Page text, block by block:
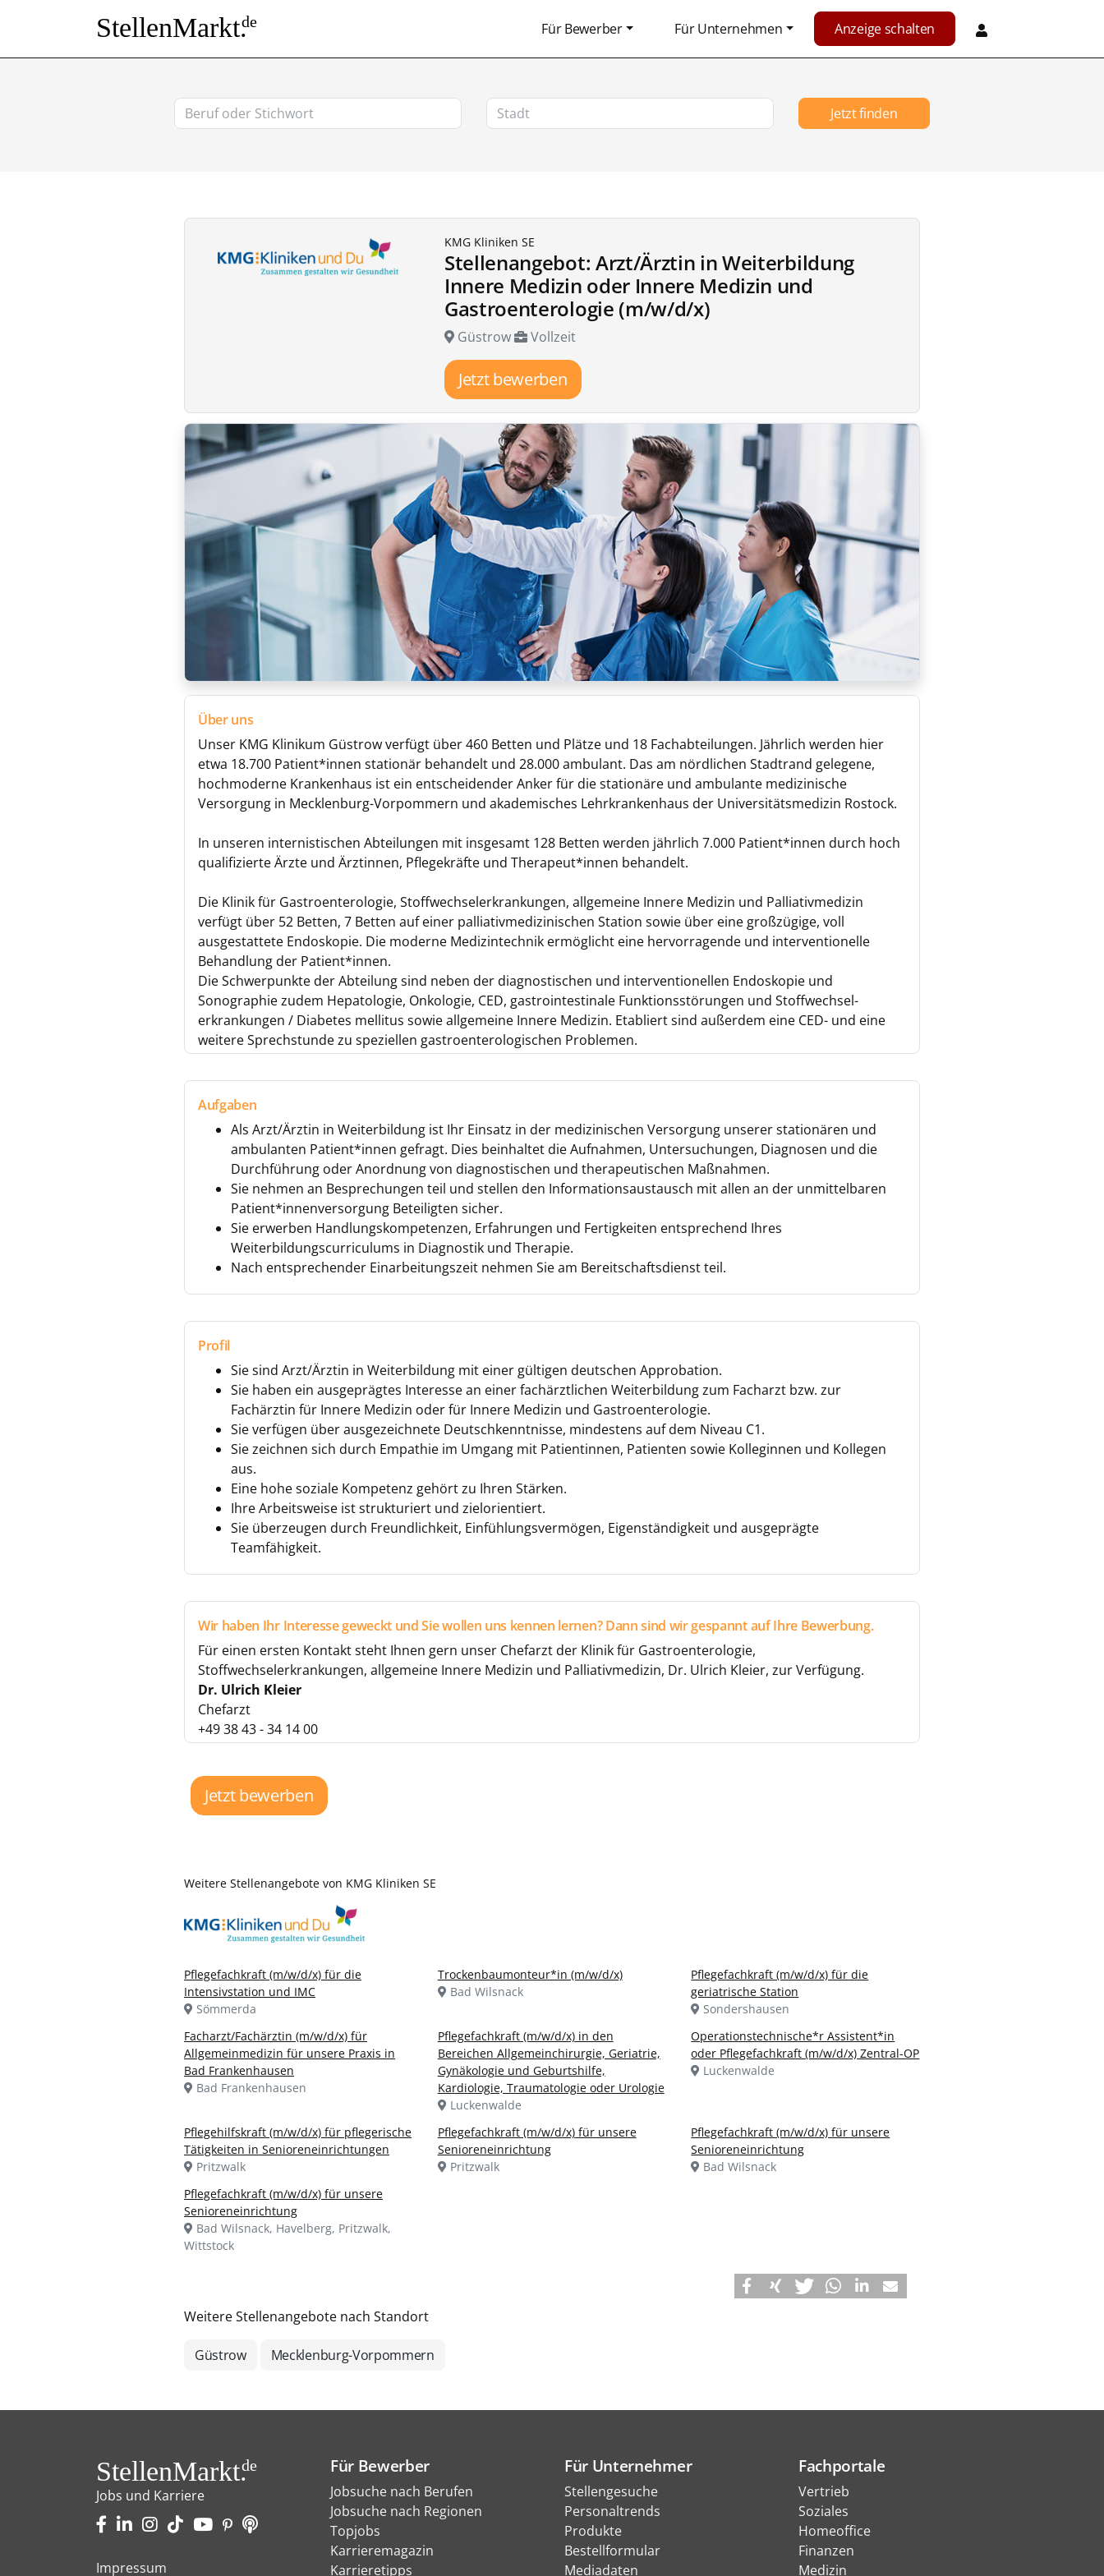
StellenMarkt.de Für Bewerber Für Unternehmen Anzeige schalten
Jetzt finden
KMG Kliniken SE
Stellenangebot: Arzt/Ärztin in Weiterbildung
Innere Medizin oder Innere Medizin und
Gastroenterologie (m/w/d/x)
Güstrow Vollzeit
Jetzt bewerben
Über uns
Unser KMG Klinikum Güstrow verfügt über 460 Betten und Plätze und 18 Fachabteilungen. Jährlich werden hier
etwa 18.700 Patient*innen stationär behandelt und 28.000 ambulant. Das am nördlichen Stadtrand gelegene,
hochmoderne Krankenhaus ist ein entscheidender Anker für die stationäre und ambulante medizinische
Versorgung in Mecklenburg-Vorpommern und akademisches Lehrkrankenhaus der Universitätsmedizin Rostock.
In unseren internistischen Abteilungen mit insgesamt 128 Betten werden jährlich 7.000 Patient*innen durch hoch
qualifizierte Ärzte und Ärztinnen, Pflegekräfte und Therapeut*innen behandelt.
Die Klinik für Gastroenterologie, Stoffwechselerkrankungen, allgemeine Innere Medizin und Palliativmedizin
verfügt über 52 Betten, 7 Betten auf einer palliativmedizinischen Station sowie über eine großzügige, voll
ausgestattete Endoskopie. Die moderne Medizin­technik ermöglicht eine hervor­ragende und inter­ventionelle
Behandlung der Patient*innen.
Die Schwerpunkte der Abteilung sind neben der diagnostischen und inter­ventionellen Endoskopie und
Sonographie zudem Hepatologie, Onkologie, CED, gastro­intestinale Funktions­störungen und Stoff­wechsel­
erkrankungen / Diabetes mellitus sowie allgemeine Innere Medizin. Etabliert sind außerdem eine CED- und eine
weitere Sprech­stunde zu speziellen gastroenterologischen Problemen.
Aufgaben
Als Arzt/Ärztin in Weiterbildung ist Ihr Einsatz in der medizinischen Versorgung unserer stationären und
ambulanten Patient*innen gefragt. Dies beinhaltet die Aufnahmen, Untersuchungen, Diagnosen und die
Durchführung oder Anordnung von diagnostischen und therapeutischen Maßnahmen.
Sie nehmen an Besprechungen teil und stellen den Informationsaustausch mit allen an der unmittelbaren
Patient*innenversorgung Beteiligten sicher.
Sie erwerben Handlungskompetenzen, Erfahrungen und Fertigkeiten entsprechend Ihres
Weiterbildungscurriculums in Diagnostik und Therapie.
Nach entsprechender Einarbeitungszeit nehmen Sie am Bereitschaftsdienst teil.
Profil
Sie sind Arzt/Ärztin in Weiterbildung mit einer gültigen deutschen Approbation.
Sie haben ein ausgeprägtes Interesse an einer fachärztlichen Weiterbildung zum Facharzt bzw. zur
Fachärztin für Innere Medizin oder für Innere Medizin und Gastroenterologie.
Sie verfügen über ausgezeichnete Deutschkenntnisse, mindestens auf dem Niveau C1.
Sie zeichnen sich durch Empathie im Umgang mit Patientinnen, Patienten sowie Kolleginnen und Kollegen
aus.
Eine hohe soziale Kompetenz gehört zu Ihren Stärken.
Ihre Arbeitsweise ist strukturiert und zielorientiert.
Sie überzeugen durch Freundlichkeit, Einfühlungsvermögen, Eigenständigkeit und ausgeprägte
Teamfähigkeit.
Wir haben Ihr Interesse geweckt und Sie wollen uns kennen lernen? Dann sind wir gespannt auf Ihre Bewerbung.
Für einen ersten Kontakt steht Ihnen gern unser Chefarzt der Klinik für Gastroenterologie,
Stoffwechselerkrankungen, allgemeine Innere Medizin und Palliativmedizin, Dr. Ulrich Kleier, zur Verfügung.
Dr. Ulrich Kleier
Chefarzt
+49 38 43 - 34 14 00
Jetzt bewerben
Weitere Stellenangebote von KMG Kliniken SE
Pflegefachkraft (m/w/d/x) für die
Intensivstation und IMC
Sömmerda
Trockenbaumonteur*in (m/w/d/x)
Bad Wilsnack
Pflegefachkraft (m/w/d/x) für die
geriatrische Station
Sondershausen
Facharzt/Fachärztin (m/w/d/x) für
Allgemeinmedizin für unsere Praxis in
Bad Frankenhausen
Bad Frankenhausen
Pflegefachkraft (m/w/d/x) in den
Bereichen Allgemeinchirurgie, Geriatrie,
Gynäkologie und Geburtshilfe,
Kardiologie, Traumatologie oder Urologie
Luckenwalde
Operationstechnische*r Assistent*in
oder Pflegefachkraft (m/w/d/x) Zentral-OP
Luckenwalde
Pflegehilfskraft (m/w/d/x) für pflegerische
Tätigkeiten in Senioreneinrichtungen
Pritzwalk
Pflegefachkraft (m/w/d/x) für unsere
Senioreneinrichtung
Pritzwalk
Pflegefachkraft (m/w/d/x) für unsere
Senioreneinrichtung
Bad Wilsnack
Pflegefachkraft (m/w/d/x) für unsere
Senioreneinrichtung
Bad Wilsnack, Havelberg, Pritzwalk,
Wittstock
Weitere Stellenangebote nach Standort
Güstrow Mecklenburg-Vorpommern
StellenMarkt.de
Jobs und Karriere
Impressum
Für Bewerber
Jobsuche nach Berufen
Jobsuche nach Regionen
Topjobs
Karrieremagazin
Karrieretipps
Für Unternehmer
Stellengesuche
Personaltrends
Produkte
Bestellformular
Mediadaten
Fachportale
Vertrieb
Soziales
Homeoffice
Finanzen
Medizin